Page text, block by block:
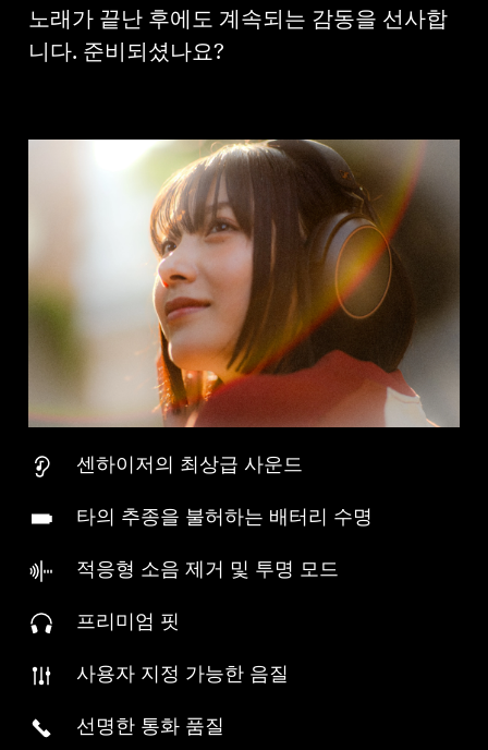
노래가 끝난 후에도 계속되는 감동을 선사합
니다. 준비되셨나요?
센하이저의 최상급 사운드
타의 추종을 불허하는 배터리 수명
적응형 소음 제거 및 투명 모드
프리미엄 핏
사용자 지정 가능한 음질
선명한 통화 품질